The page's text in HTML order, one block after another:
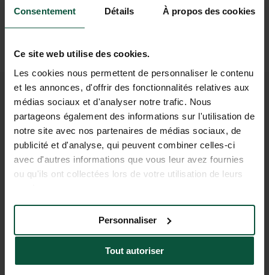
Consentement Détails À propos des cookies
Ce site web utilise des cookies.
Les cookies nous permettent de personnaliser le contenu
et les annonces, d'offrir des fonctionnalités relatives aux
médias sociaux et d'analyser notre trafic. Nous
partageons également des informations sur l'utilisation de
notre site avec nos partenaires de médias sociaux, de
publicité et d'analyse, qui peuvent combiner celles-ci
avec d'autres informations que vous leur avez fournies
ou qu'ils ont collectées lors de votre utilisation de leurs
Tout autoriser
Personnaliser
PRAKTISCHE INFORMATIE
OM UW VERBLIJF VOOR TE
BEREIDEN
Bekijk data
Bar
Bekijk data